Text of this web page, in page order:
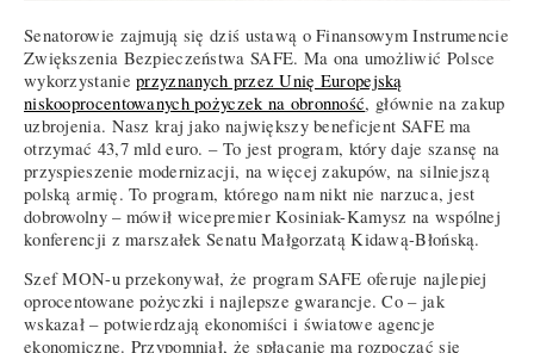
Senatorowie zajmują się dziś ustawą o Finansowym Instrumencie
Zwiększenia Bezpieczeństwa SAFE. Ma ona umożliwić Polsce
wykorzystanieprzyznanych przez Unię Europejską
niskooprocentowanych pożyczek na obronność, głównie na zakup
uzbrojenia. Nasz kraj jako największy beneficjent SAFE ma
otrzymać 43,7 mld euro. – To jest program, który daje szansę na
przyspieszenie modernizacji, na więcej zakupów, na silniejszą
polską armię. To program, którego nam nikt nie narzuca, jest
dobrowolny – mówił wicepremier Kosiniak-Kamysz na wspólnej
konferencji z marszałek Senatu Małgorzatą Kidawą-Błońską.
Szef MON-u przekonywał, że program SAFE oferuje najlepiej
oprocentowane pożyczki i najlepsze gwarancje. Co – jak
wskazał – potwierdzają ekonomiści i światowe agencje
ekonomiczne. Przypomniał, że spłacanie ma rozpocząć się